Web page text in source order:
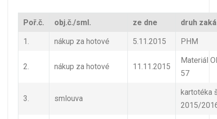
Poř.č. obj.č./sml. ze dne druh
1. nákup za hotové 5.11.2015 PHM
2. nákup za hotové 11.11.2015
Materiál
57
3. smlouva
kartotéka
2015/